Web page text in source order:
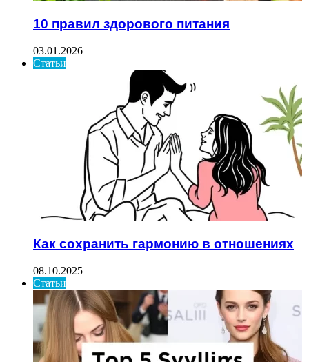
10 правил здорового питания
03.01.2026
Статьи
Как сохранить гармонию в отношениях
08.10.2025
Статьи